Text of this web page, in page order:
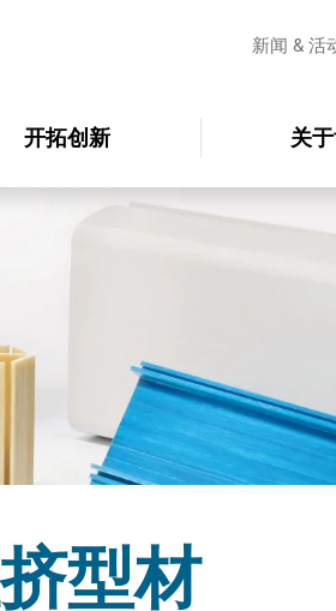
新闻 & 活
开拓创新 关
型材